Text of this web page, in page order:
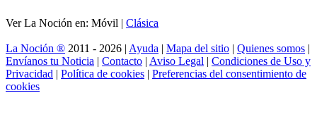
Ver La Noción en: Móvil | Clásica
La Noción ® 2011 - 2026 | Ayuda | Mapa del sitio | Quienes somos |
Envíanos tu Noticia | Contacto | Aviso Legal | Condiciones de Uso y
Privacidad | Política de cookies | Preferencias del consentimiento de
cookies